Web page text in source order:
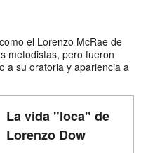
el Lorenzo McRae de
metodistas, pero fueron
a su oratoria y apariencia a
La vida "loca" de
Lorenzo Dow